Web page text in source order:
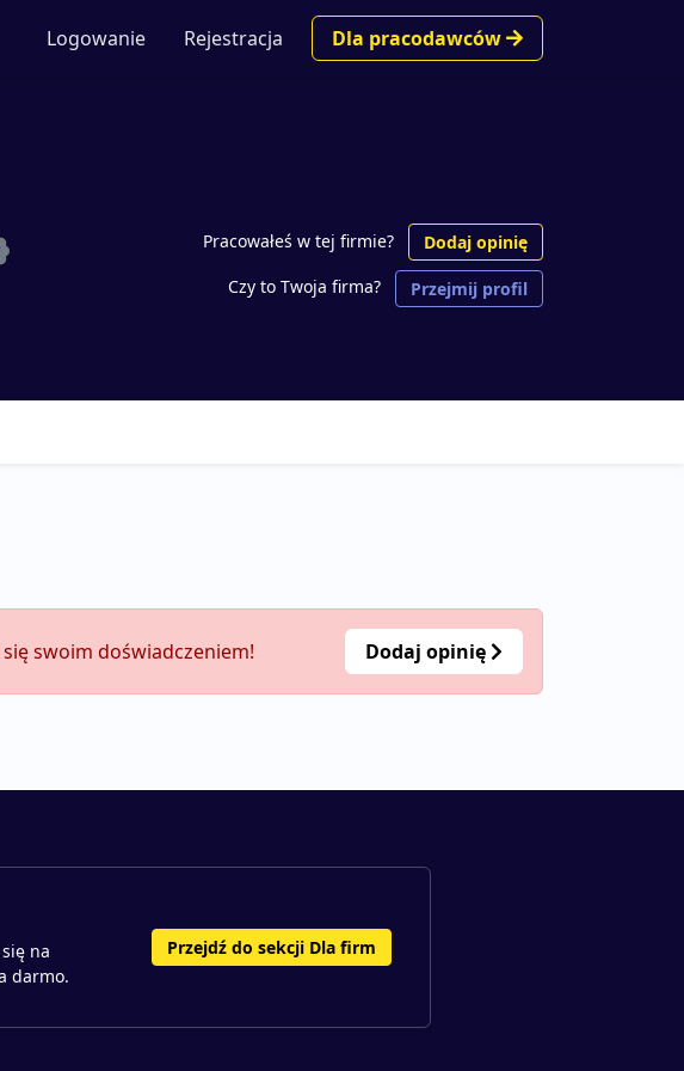
Logowanie Rejestracja Dla pracodawców
Pracowałeś w tej firmie?
Dodaj opinię
Czy to Twoja firma?
Przejmij profil
swoim doświadczeniem! Dodaj opinię
na
darmo.
Przejdź do sekcji Dla firm